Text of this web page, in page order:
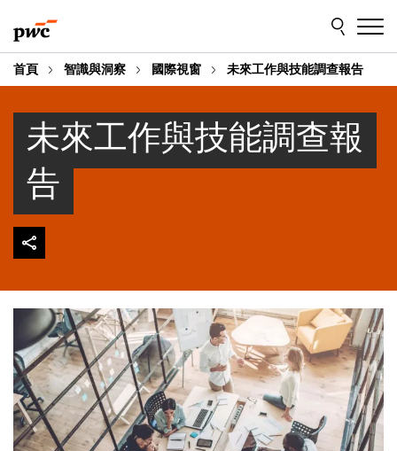
to
content
to
footer
首頁 智識與洞察 國際視窗 未來工作與技能調查報告
未來工作與技能調查報
告